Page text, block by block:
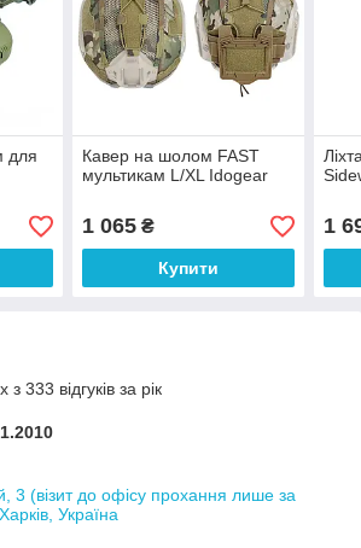
для
Кавер на шолом FAST
мультикам L/XL Idogear
1 065₴
Купити
1
333 відгуків за рік
3 (візит до офісу прохання лише за
Україна